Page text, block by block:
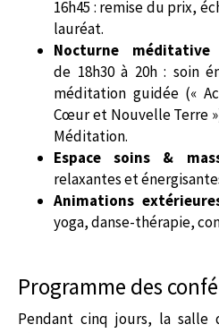
16h45 : remise du prix,
lauréat.
Nocturne méditative:
de 18h30 à 20h : soin
méditation guidée («
Cœur et Nouvelle Terre
Méditation.
Espace soins &
relaxantes et
Animations
yoga, danse-thérapie,
Programme des
Pendant cinq jours, la salle